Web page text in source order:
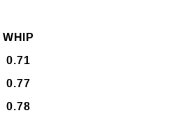
WHIP
0.71
0.77
0.78